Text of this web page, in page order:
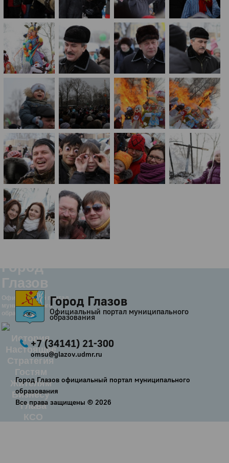
Город
Глазов
Официальный портал
муниципального
образования
История
Настоящее
Стратегия
Гостям
Жителям
Бизнесу
Глава
КСО
Город Глазов
Официальный портал муниципального
образования
+7 (34141) 21-300
omsu@glazov.udmr.ru
Город Глазов официальный портал муниципального
образования
Все права защищены © 2026